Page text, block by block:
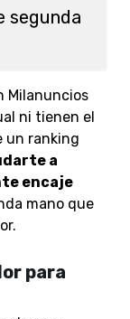
segunda
Milanuncios
ni tienen el
un ranking
a
encaje
mano que
para